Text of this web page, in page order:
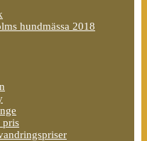
hundmässa 2018
pris